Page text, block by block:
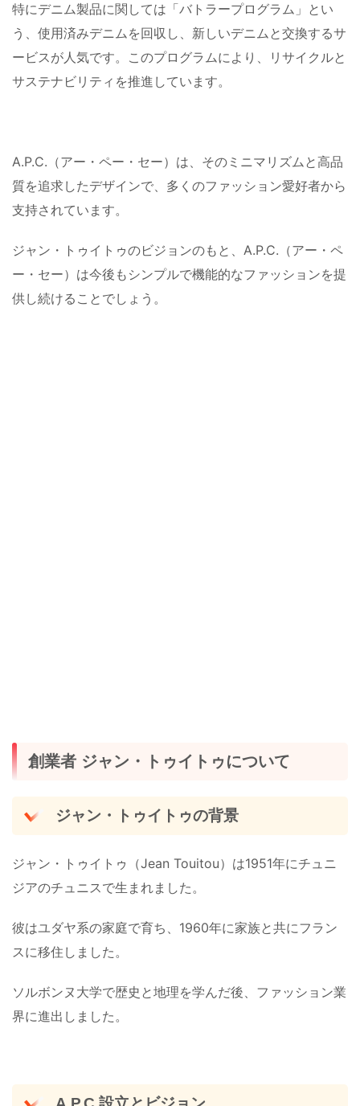
特にデニム製品に関しては「バトラープログラム」とい
う、使用済みデニムを回収し、新しいデニムと交換するサ
ービスが人気です。このプログラムにより、リサイクルと
サステナビリティを推進しています。
A.P.C.（アー・ペー・セー）は、そのミニマリズムと高品
質を追求したデザインで、多くのファッション愛好者から
支持されています。
ジャン・トゥイトゥのビジョンのもと、A.P.C.（アー・ペ
ー・セー）は今後もシンプルで機能的なファッションを提
供し続けることでしょう。
創業者 ジャン・トゥイトゥについて
ジャン・トゥイトゥの背景
ジャン・トゥイトゥ（Jean Touitou）は1951年にチュニ
ジアのチュニスで生まれました。
彼はユダヤ系の家庭で育ち、1960年に家族と共にフラン
スに移住しました。
ソルボンヌ大学で歴史と地理を学んだ後、ファッション業
界に進出しました​。